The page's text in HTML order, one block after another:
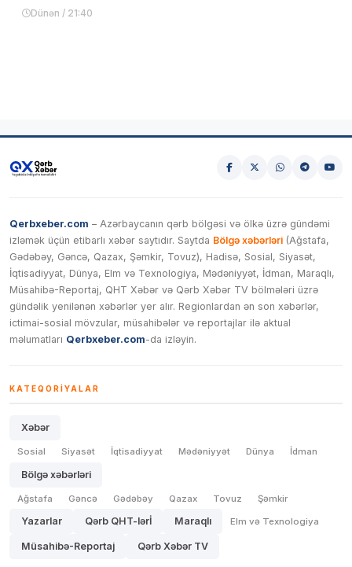
Dünən / 21:40
Qerbxeber.com – Azərbaycanın qərb bölgəsi və ölkə üzrə gündəmi
izləmək üçün etibarlı xəbər saytıdır. Saytda Bölgə xəbərləri (Ağstafa,
Gədəbəy, Gəncə, Qazax, Şəmkir, Tovuz), Hadisə, Sosial, Siyasət,
İqtisadiyyat, Dünya, Elm və Texnologiya, Mədəniyyət, İdman, Maraqlı,
Müsahibə-Reportaj, QHT Xəbər və Qərb Xəbər TV bölmələri üzrə
gündəlik yenilənən xəbərlər yer alır. Regionlardan ən son xəbərlər,
ictimai-sosial mövzular, müsahibələr və reportajlar ilə aktual
məlumatları Qerbxeber.com-da izləyin.
KATEQORIYALAR
Xəbər
Sosial Siyasət İqtisadiyyat Mədəniyyət Dünya İdman
Bölgə xəbərləri
Ağstafa Gəncə Gədəbəy Qazax Tovuz Şəmkir
Yazarlar Qərb QHT-lərİ Maraqlı Elm və Texnologiya
Müsahibə-Reportaj Qərb Xəbər TV